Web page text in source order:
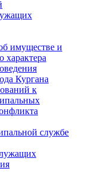
имуществе и
характера
Кургана
к
службе